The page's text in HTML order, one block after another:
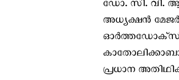
ഡോ. സി. വി.
അധ്യക്ഷൻ മേജർ
ഓർത്തഡോക്‌സ്
പ്രധാന